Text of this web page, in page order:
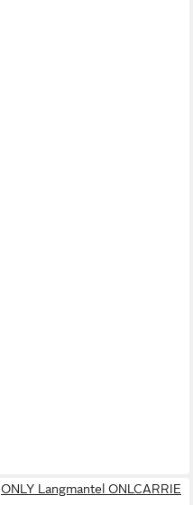
ONLY Langmantel ONLCARRIE